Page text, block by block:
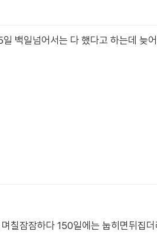
백일넘어서는 다 했다고 하는데 늦
칠잠잠하다 150일에는 눕히면뒤집더